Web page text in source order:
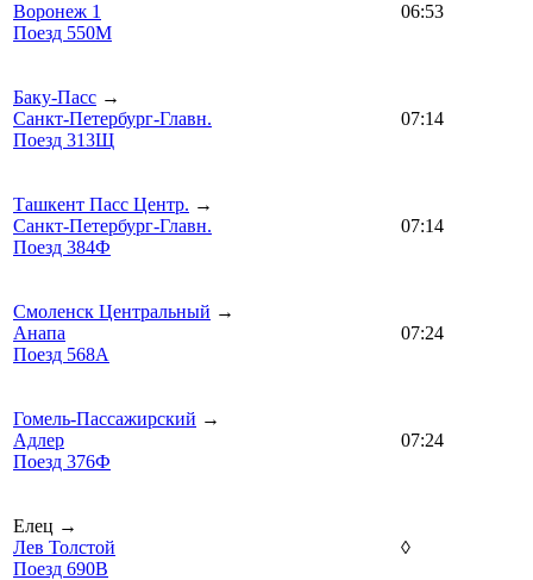
Воронеж 1
Поезд 550М
06:53
Баку-Пасс →
Санкт-Петербург-Главн.
Поезд 313Щ
07:14
Ташкент Пасс Центр. →
Санкт-Петербург-Главн.
Поезд 384Ф
07:14
Смоленск Центральный →
Анапа
Поезд 568А
07:24
Гомель-Пассажирский →
Адлер
Поезд 376Ф
07:24
Елец →
Лев Толстой
Поезд 690В
◊